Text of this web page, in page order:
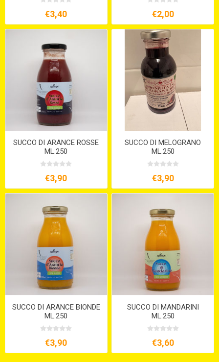
€3,40 €2,00
SUCCO DI ARANCE ROSSE
ML.250
€3,90
SUCCO DI MELOGRANO
ML.250
€3,90
SUCCO DI ARANCE BIONDE
ML.250
€3,90
SUCCO DI MANDARINI
ML.250
€3,60